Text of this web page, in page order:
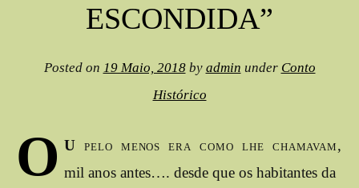
ESCONDIDA”
Posted on 19 Maio, 2018by admin under Conto
Histórico
O U pelo menos era como lhe chamavam,
mil anos antes…. desde que os habitantes da